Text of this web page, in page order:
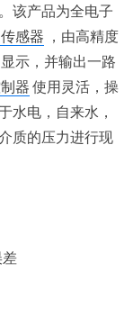
该产品为全电子
感器
，由高精度
示，并输出一路
器 使用灵活，操
水电，自来水，
质的压力进行现